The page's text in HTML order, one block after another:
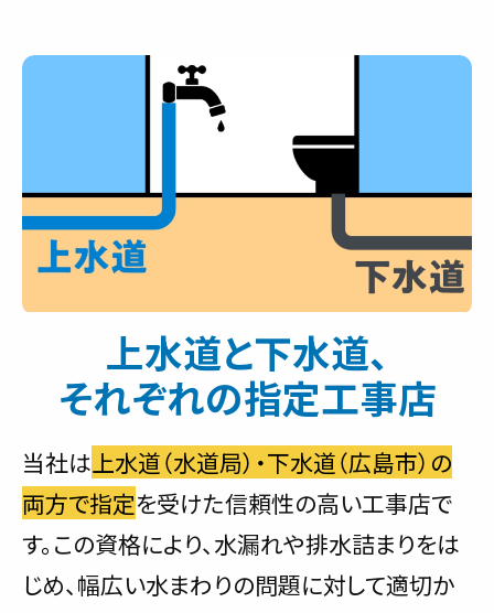
上水道と下水道、
それぞれの指定工事店
当社は 上水道（水道局）・下水道（広島市）の
両方で指定を受けた信頼性の高い工事店で
す。この資格により、水漏れや排水詰まりをは
じめ、幅広い水まわりの問題に対して適切か